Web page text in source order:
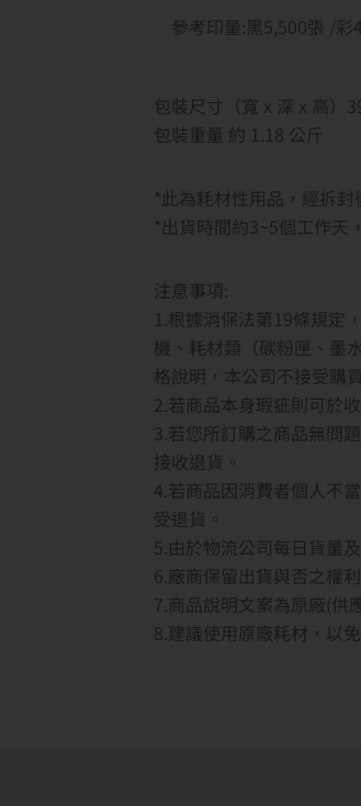
參考印量:黑5,500張 /彩
包裝尺寸（寬 x 深 x 高）
包裝重量 約 1.18 公斤
*此為耗材性用品，經拆
*出貨時間約3~5個工作天
注意事項:
1.根據消保法第19條規定
機、耗材類（碳粉匣、墨
格說明，本公司不接受購
2.若商品本身瑕疵則可於
3.若您所訂購之商品無問
接收退貨。
4.若商品因消費者個人不
受退貨。
5.由於物流公司每日貨量
6.廠商保留出貨與否之權
7.商品說明文案為原廠(供
8.建議使用原廠耗材，以免